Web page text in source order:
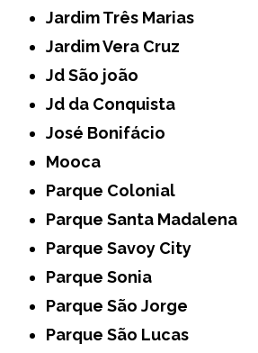
Jardim Três Marias
Jardim Vera Cruz
Jd São joão
Jd da Conquista
José Bonifácio
Mooca
Parque Colonial
Parque Santa Madalena
Parque Savoy City
Parque Sonia
Parque São Jorge
Parque São Lucas